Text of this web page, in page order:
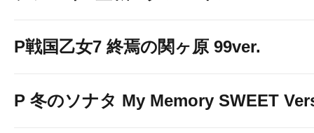
P戦国乙女7 終焉の関ヶ原 99ver.
P 冬のソナタ My Memory SWEET